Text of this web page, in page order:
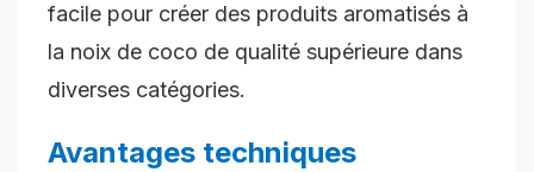
facile pour créer des produits aromatisés à
la noix de coco de qualité supérieure dans
diverses catégories.
Avantages techniques